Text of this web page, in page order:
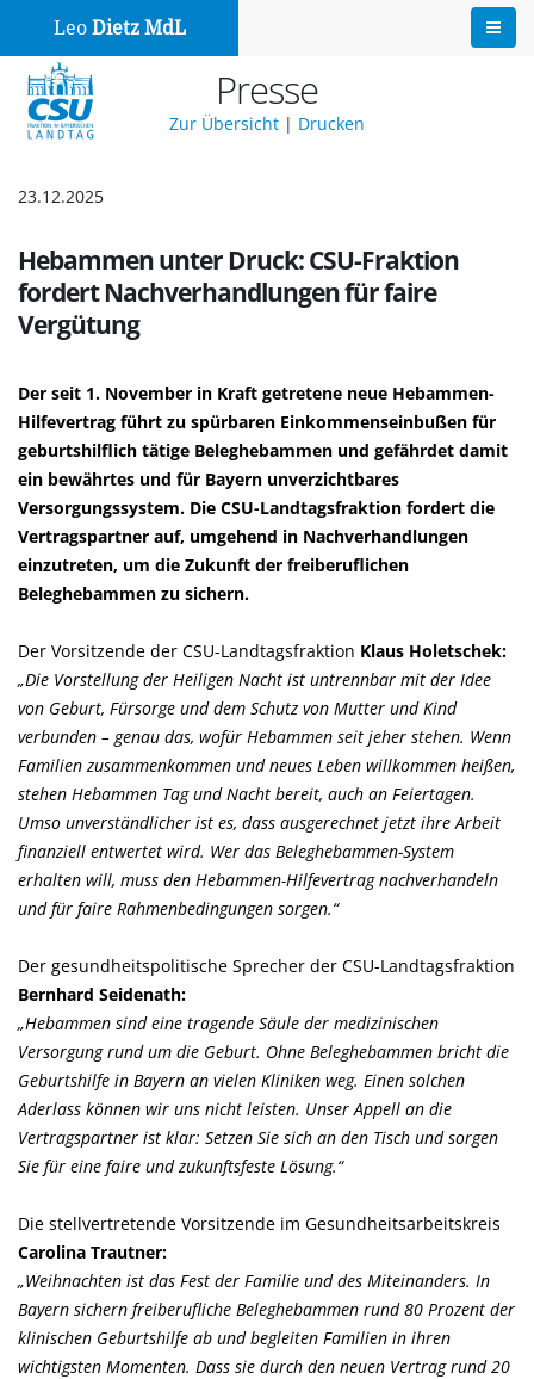
Leo Dietz MdL
Presse
Zur Übersicht | Drucken
23.12.2025
Hebammen unter Druck: CSU-Fraktion
fordert Nachverhandlungen für faire
Vergütung
Der seit 1. November in Kraft getretene neue Hebammen-
Hilfevertrag führt zu spürbaren Einkommenseinbußen für
geburtshilflich tätige Beleghebammen und gefährdet damit
ein bewährtes und für Bayern unverzichtbares
Versorgungssystem. Die CSU-Landtagsfraktion fordert die
Vertragspartner auf, umgehend in Nachverhandlungen
einzutreten, um die Zukunft der freiberuflichen
Beleghebammen zu sichern.
Der Vorsitzende der CSU-Landtagsfraktion Klaus Holetschek:
Die Vorstellung der Heiligen Nacht ist untrennbar mit der Idee
von Geburt, Fürsorge und dem Schutz von Mutter und Kind
verbunden – genau das, wofür Hebammen seit jeher stehen. Wenn
Familien zusammenkommen und neues Leben willkommen heißen,
stehen Hebammen Tag und Nacht bereit, auch an Feiertagen.
Umso unverständlicher ist es, dass ausgerechnet jetzt ihre Arbeit
finanziell entwertet wird. Wer das Beleghebammen-System
erhalten will, muss den Hebammen-Hilfevertrag nachverhandeln
und für faire Rahmenbedingungen sorgen.“
Der gesundheitspolitische Sprecher der CSU-Landtagsfraktion
Bernhard Seidenath:
Hebammen sind eine tragende Säule der medizinischen
Versorgung rund um die Geburt. Ohne Beleghebammen bricht die
Geburtshilfe in Bayern an vielen Kliniken weg. Einen solchen
Aderlass können wir uns nicht leisten. Unser Appell an die
Vertragspartner ist klar: Setzen Sie sich an den Tisch und sorgen
Sie für eine faire und zukunftsfeste Lösung.“
Die stellvertretende Vorsitzende im Gesundheitsarbeitskreis
Carolina Trautner:
Weihnachten ist das Fest der Familie und des Miteinanders. In
Bayern sichern freiberufliche Beleghebammen rund 80 Prozent der
klinischen Geburtshilfe ab und begleiten Familien in ihren
wichtigsten Momenten. Dass sie durch den neuen Vertrag rund 20